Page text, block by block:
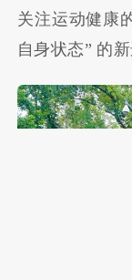
关注运动健康
自身状态” 的新